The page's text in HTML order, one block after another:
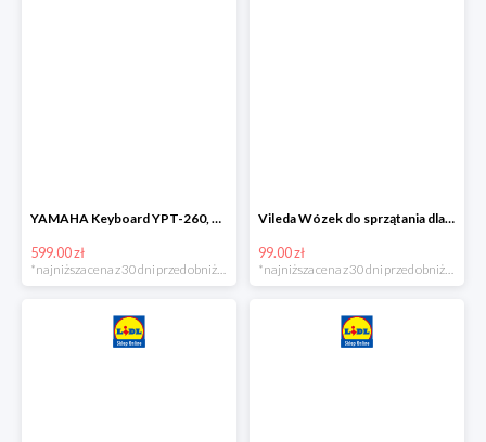
YAMAHA Keyboard YPT-260, 61 klawiszy
599.00 zł
*najniższa cena z 30 dni przed obniżką
Vileda Wózek do sprzątania dla dzieci
99.00 zł
*najniższa cena z 30 dni przed obniżką